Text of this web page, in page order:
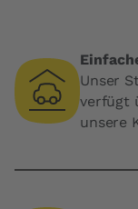
Unser
verfügt
unsere